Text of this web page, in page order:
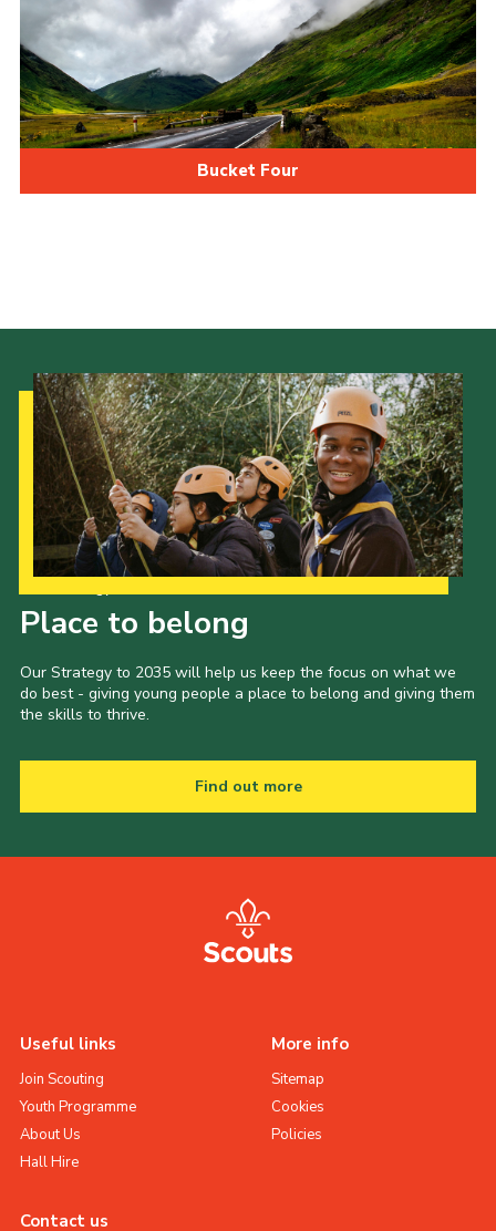
Bucket Four
Place to belong
Our Strategy to 2035 will help us keep the focus on what we
do best - giving young people a place to belong and giving them
the skills to thrive.
Find out more
Useful links
Join Scouting
Youth Programme
About Us
Hall Hire
More info
Sitemap
Cookies
Policies
Contact us